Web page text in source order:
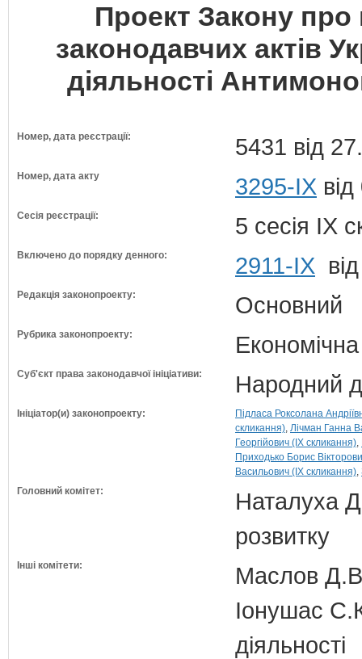
Проект Закону про
законодавчих актів
діяльності
Номер, дата реєстрації: 5431 від
Номер, дата акту 3295-ІХ
Сесія реєстрації: 5 сесія IX
Включено до порядку денного: 2911-ІХ
Редакція законопроекту: Основний
Рубрика законопроекту:
Суб'єкт права законодавчої ініціативи: Народний
Ініціатор(и) законопроекту:
Підласа Роксолана
скликання) Лічман Ганна
Георгійович (IX скликання)
Приходько Борис
Васильович (IX скликання)
Головний комітет:
Наталуха
розвитку
Інші комітети:
Маслов Д.В.
Іонушас
діяльності